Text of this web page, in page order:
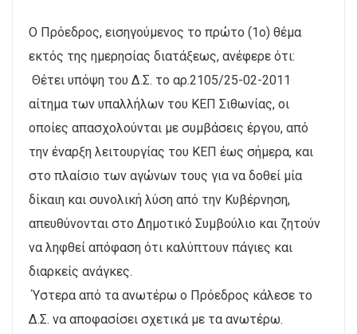
Ο Πρόεδρος, εισηγούμενος το πρώτο (1ο) θέμα
εκτός της ημερησίας διατάξεως, ανέφερε ότι:
Θέτει υπόψη του Δ.Σ. το αρ.2105/25-02-2011
αίτημα των υπαλλήλων του ΚΕΠ Σιθωνίας, οι
οποίες απασχολούνται με συμβάσεις έργου, από
την έναρξη λειτουργίας του ΚΕΠ έως σήμερα, και
στο πλαίσιο των αγώνων τους για να δοθεί μία
δίκαιη και συνολική λύση από την Κυβέρνηση,
απευθύνονται στο Δημοτικό Συμβούλιο και ζητούν
να ληφθεί απόφαση ότι καλύπτουν πάγιες και
διαρκείς ανάγκες.
Ύστερα από τα ανωτέρω ο Πρόεδρος κάλεσε το
Δ.Σ. να αποφασίσει σχετικά με τα ανωτέρω.